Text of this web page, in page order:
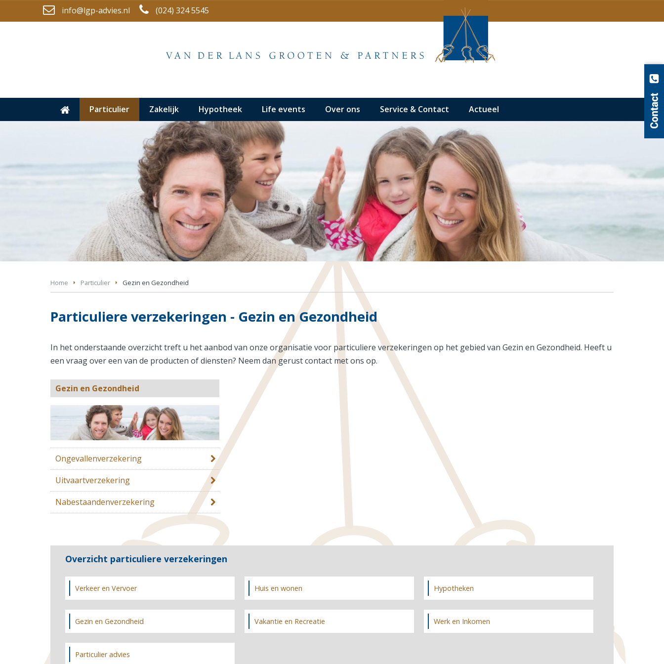
info@lgp-advies.nl (024) 324 5545
Particulier Zakelijk Hypotheek Life events Over ons Service & Contact Actueel
Home Particulier Gezin en Gezondheid
Particuliere verzekeringen - Gezin en Gezondheid
In het onderstaande overzicht treft u het aanbod van onze organisatie voor particuliere verzekeringen op het gebied van Gezin en Gezondheid. Heeft u
een vraag over een van de producten of diensten? Neem dan gerust contact met ons op.
Gezin en Gezondheid
Ongevallenverzekering
Uitvaartverzekering
Nabestaandenverzekering
Overzicht particuliere verzekeringen
Verkeer en Vervoer Huis en wonen Hypotheken
Gezin en Gezondheid Vakantie en Recreatie Werk en Inkomen
Particulier advies